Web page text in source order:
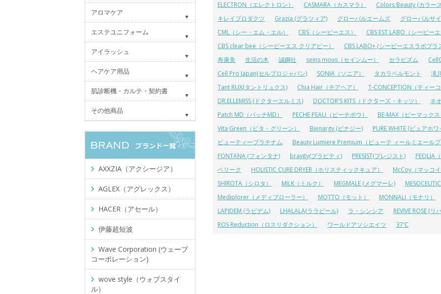
ELECTRON（エレクトロン）
CASMARA（カスマラ） Colors Beauty (カラー
キレイプロダクツ
Grazia (グラツィア) グローバルエームズ グローバルサ
CML（シー・エム・エル）
CBS（シービーエス）
CBS EST LABO（シービー
CBS clear bee（シービーエス クリアビー）
CBS LABO+ (シービーエスラボプラ
寿康美
生活の木 誠鋼社 seins mous（セインムー） セラピズム
Cell Pro Japan(セルプロジャパン)
SONIA（ソニア） タカラベルモント 滝
Tant RUX(タントリュクス)
Chia Hair（チアヘア）
T-CONCEPTION（ティー
DR.ELLEMISS (ドクターエルミス)
DOCTOR'S KITS（ドクターズ・キッツ） ネ
Patch MD（パッチMD）
PECHE PEAU（ピーチポウ） BE-MAX（ビーマックス
Vita Green（ビタ・グリーン）
Bienargy (ビナジー) PURE WHITE (ピュアホワ
ビューティープラチナム
Beauty Lumiere Premium（ビューテ ィールミエールプ
FONTANA (フォンタナ)
bravity(ブラビティ) PRESIST(プレジスト) PEQLIA
ベリーク
HOLISTIC CURE DRYER（ホリスティックキュア） McCoy（マッコイ
SHIROTA（シロタ）
MILK（ミルク） MEGMALE (メグマーレ)
Mediplorer（メディプローラー）
MOTTO（モット） MONNALI（モナリ）
LAPIDEM (ラピデム)
LHALALA(ララピール) ラ・シンシア REVIVE ROSE (リ
ROS Reduction（ロスリダクション）
ワールドアソシエイツ 37℃
アロマケア
エステユニフォーム
アイラッシュ
ヘアケア用品
肌診断機・カルテ・契約書
その他商品
AXXZIA（アクシージア）
AGLEX（アグレックス）
HACER（アセール）
伊藤超短波
Wave Corporation (ウェーブ
コーポレーション)
wove style（ウォブスタイ
ル）